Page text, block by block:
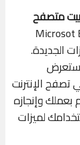
متصفح
Microsot
الجديدة.
تصفح الإنترنت
وإنجازه
لميزات